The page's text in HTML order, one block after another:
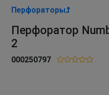
Перфораторы
Перфоратор
2
000250797